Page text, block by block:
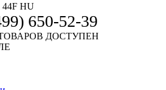
44F HU
650-52-39
ДОСТУПЕН